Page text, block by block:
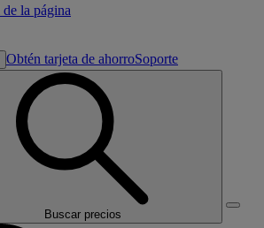
la página
Obtén tarjeta de ahorroSoporte
Buscar precios